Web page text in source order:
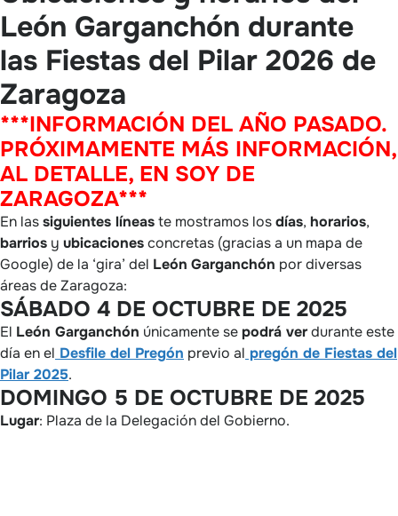
León Garganchón durante
las Fiestas del Pilar 2026 de
Zaragoza
***INFORMACIÓN DEL AÑO PASADO.
PRÓXIMAMENTE MÁS INFORMACIÓN,
AL DETALLE, EN SOY DE
ZARAGOZA***
En lassiguientes líneaste mostramos losdías, horarios,
barrios y ubicacionesconcretas (gracias a un mapa de
Google) de la ‘gira’ del León Garganchón por diversas
áreas de Zaragoza:
SÁBADO 4 DE OCTUBRE DE 2025
El León Garganchón únicamente sepodrá verdurante este
día en el Desfile del Pregón previo al pregón de Fiestas del
Pilar 2025.
DOMINGO 5 DE OCTUBRE DE 2025
Lugar: Plaza de la Delegación del Gobierno.